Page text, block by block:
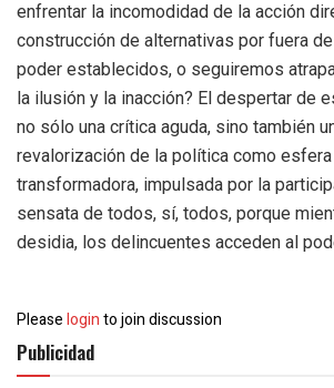
enfrentar la incomodidad de la acción
construcción de alternativas por fuera
poder establecidos, o seguiremos
la ilusión y la inacción? El despertar de
no sólo una crítica aguda, sino también
revalorización de la política como
transformadora, impulsada por la
sensata de todos, sí, todos, porque
desidia, los delincuentes acceden al
Pleaseloginto join discussion
Publicidad